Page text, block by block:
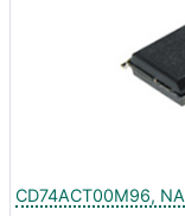
CD74ACT00M96,